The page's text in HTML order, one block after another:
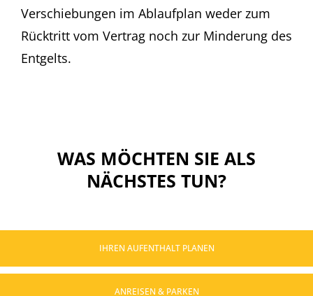
Verschiebungen im Ablaufplan weder zum
Rücktritt vom Vertrag noch zur Minderung des
Entgelts.
WAS MÖCHTEN SIE ALS
NÄCHSTES TUN?
IHREN AUFENTHALT PLANEN
ANREISEN & PARKEN